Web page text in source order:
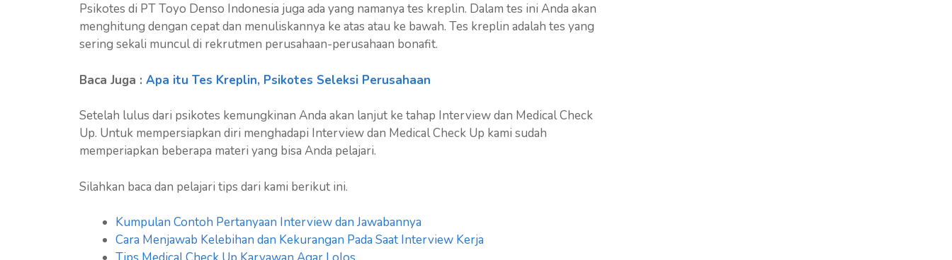
Psikotes di PT Toyo Denso Indonesia juga ada yang namanya tes kreplin. Dalam tes ini Anda akan
menghitung dengan cepat dan menuliskannya ke atas atau ke bawah. Tes kreplin adalah tes yang
sering sekali muncul di rekrutmen perusahaan-perusahaan bonafit.
Baca Juga : Apa itu Tes Kreplin, Psikotes Seleksi Perusahaan
Setelah lulus dari psikotes kemungkinan Anda akan lanjut ke tahap Interview dan Medical Check
Up. Untuk mempersiapkan diri menghadapi Interview dan Medical Check Up kami sudah
memperiapkan beberapa materi yang bisa Anda pelajari.
Silahkan baca dan pelajari tips dari kami berikut ini.
Kumpulan Contoh Pertanyaan Interview dan Jawabannya
Cara Menjawab Kelebihan dan Kekurangan Pada Saat Interview Kerja